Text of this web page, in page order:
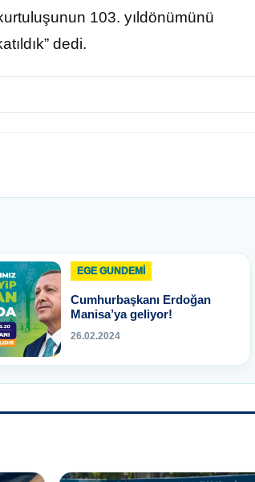
103. yıldönümünü
dedi.
EGE GUNDEMİ
Cumhurbaşkanı Erdoğan
Manisa’ya geliyor!
26.02.2024